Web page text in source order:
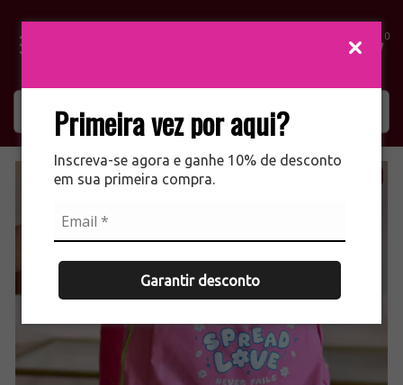
Primeira vez por aqui?
Inscreva-se agora e ganhe 10% de desconto
em sua primeira compra.
Garantir desconto
0